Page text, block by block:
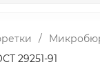
/
29251-91